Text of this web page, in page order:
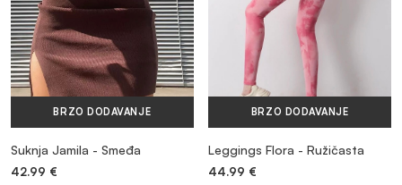
BRZO DODAVANJE
Suknja Jamila - Smeđa
42.99 €
BRZO DODAVANJE
Leggings Flora - Ružičasta
44.99 €